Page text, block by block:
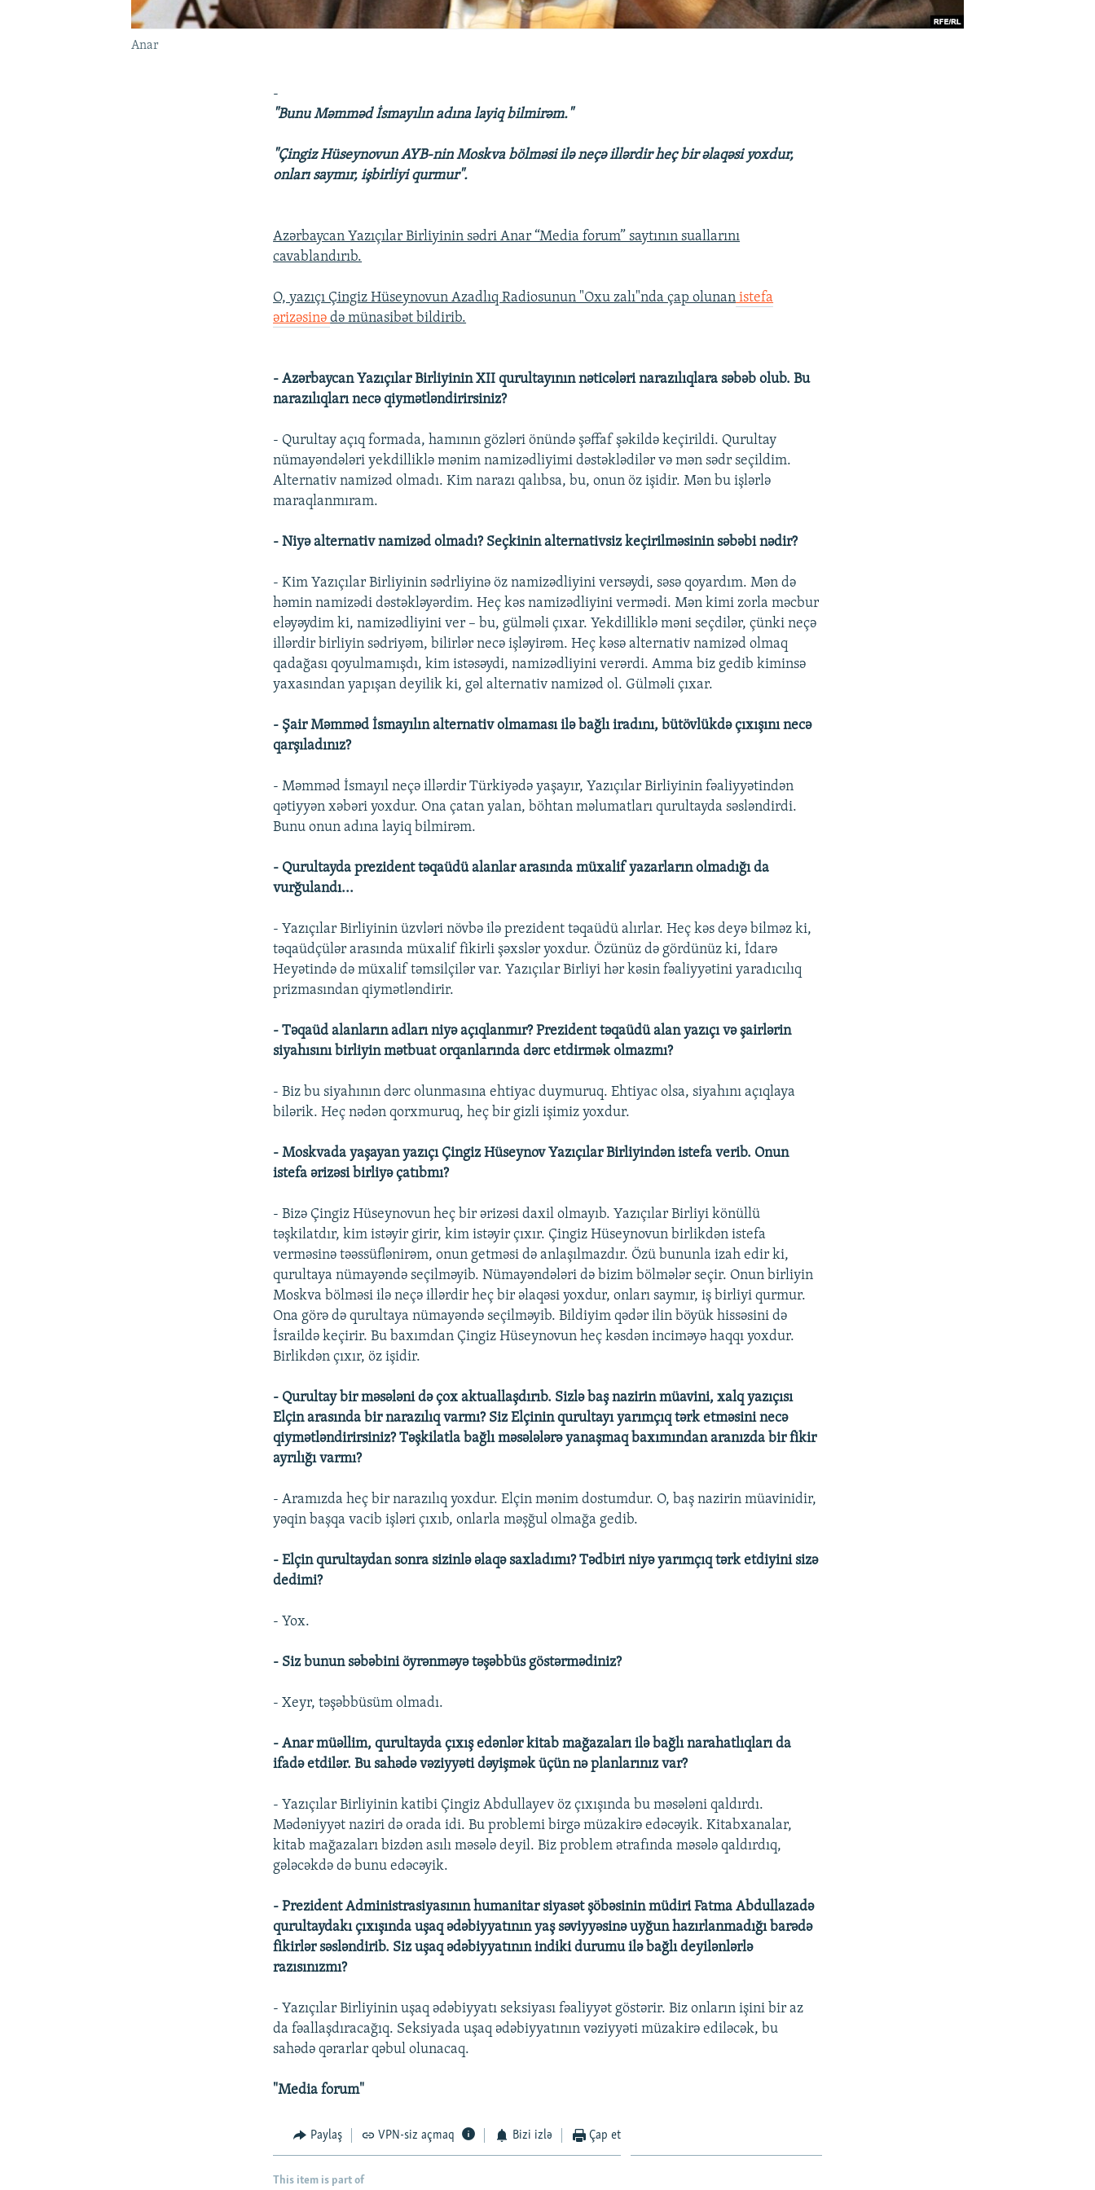
Anar
-
"Bunu Məmməd İsmayılın adına layiq bilmirəm."
"Çingiz Hüseynovun AYB-nin Moskva bölməsi ilə neçə illərdir heç bir əlaqəsi yoxdur,
onları saymır, işbirliyi qurmur".
Azərbaycan Yazıçılar Birliyinin sədri Anar “Media forum” saytının suallarını
cavablandırıb.
O, yazıçı Çingiz Hüseynovun Azadlıq Radiosunun "Oxu zalı"nda çap olunan istefa
ərizəsinədə münasibət bildirib.
- Azərbaycan Yazıçılar Birliyinin XII qurultayının nəticələri narazılıqlara səbəb olub. Bu
narazılıqları necə qiymətləndirirsiniz?
- Qurultay açıq formada, hamının gözləri önündə şəffaf şəkildə keçirildi. Qurultay
nümayəndələri yekdilliklə mənim namizədliyimi dəstəklədilər və mən sədr seçildim.
Alternativ namizəd olmadı. Kim narazı qalıbsa, bu, onun öz işidir. Mən bu işlərlə
maraqlanmıram.
- Niyə alternativ namizəd olmadı? Seçkinin alternativsiz keçirilməsinin səbəbi nədir?
- Kim Yazıçılar Birliyinin sədrliyinə öz namizədliyini versəydi, səsə qoyardım. Mən də
həmin namizədi dəstəkləyərdim. Heç kəs namizədliyini vermədi. Mən kimi zorla məcbur
eləyəydim ki, namizədliyini ver – bu, gülməli çıxar. Yekdilliklə məni seçdilər, çünki neçə
illərdir birliyin sədriyəm, bilirlər necə işləyirəm. Heç kəsə alternativ namizəd olmaq
qadağası qoyulmamışdı, kim istəsəydi, namizədliyini verərdi. Amma biz gedib kiminsə
yaxasından yapışan deyilik ki, gəl alternativ namizəd ol. Gülməli çıxar.
- Şair Məmməd İsmayılın alternativ olmaması ilə bağlı iradını, bütövlükdə çıxışını necə
qarşıladınız?
- Məmməd İsmayıl neçə illərdir Türkiyədə yaşayır, Yazıçılar Birliyinin fəaliyyətindən
qətiyyən xəbəri yoxdur. Ona çatan yalan, böhtan məlumatları qurultayda səsləndirdi.
Bunu onun adına layiq bilmirəm.
- Qurultayda prezident təqaüdü alanlar arasında müxalif yazarların olmadığı da
vurğulandı...
- Yazıçılar Birliyinin üzvləri növbə ilə prezident təqaüdü alırlar. Heç kəs deyə bilməz ki,
təqaüdçülər arasında müxalif fikirli şəxslər yoxdur. Özünüz də gördünüz ki, İdarə
Heyətində də müxalif təmsilçilər var. Yazıçılar Birliyi hər kəsin fəaliyyətini yaradıcılıq
prizmasından qiymətləndirir.
- Təqaüd alanların adları niyə açıqlanmır? Prezident təqaüdü alan yazıçı və şairlərin
siyahısını birliyin mətbuat orqanlarında dərc etdirmək olmazmı?
- Biz bu siyahının dərc olunmasına ehtiyac duymuruq. Ehtiyac olsa, siyahını açıqlaya
bilərik. Heç nədən qorxmuruq, heç bir gizli işimiz yoxdur.
- Moskvada yaşayan yazıçı Çingiz Hüseynov Yazıçılar Birliyindən istefa verib. Onun
istefa ərizəsi birliyə çatıbmı?
- Bizə Çingiz Hüseynovun heç bir ərizəsi daxil olmayıb. Yazıçılar Birliyi könüllü
təşkilatdır, kim istəyir girir, kim istəyir çıxır. Çingiz Hüseynovun birlikdən istefa
verməsinə təəssüflənirəm, onun getməsi də anlaşılmazdır. Özü bununla izah edir ki,
qurultaya nümayəndə seçilməyib. Nümayəndələri də bizim bölmələr seçir. Onun birliyin
Moskva bölməsi ilə neçə illərdir heç bir əlaqəsi yoxdur, onları saymır, iş birliyi qurmur.
Ona görə də qurultaya nümayəndə seçilməyib. Bildiyim qədər ilin böyük hissəsini də
İsraildə keçirir. Bu baxımdan Çingiz Hüseynovun heç kəsdən inciməyə haqqı yoxdur.
Birlikdən çıxır, öz işidir.
- Qurultay bir məsələni də çox aktuallaşdırıb. Sizlə baş nazirin müavini, xalq yazıçısı
Elçin arasında bir narazılıq varmı? Siz Elçinin qurultayı yarımçıq tərk etməsini necə
qiymətləndirirsiniz? Təşkilatla bağlı məsələlərə yanaşmaq baxımından aranızda bir fikir
ayrılığı varmı?
- Aramızda heç bir narazılıq yoxdur. Elçin mənim dostumdur. O, baş nazirin müavinidir,
yəqin başqa vacib işləri çıxıb, onlarla məşğul olmağa gedib.
- Elçin qurultaydan sonra sizinlə əlaqə saxladımı? Tədbiri niyə yarımçıq tərk etdiyini sizə
dedimi?
- Yox.
- Siz bunun səbəbini öyrənməyə təşəbbüs göstərmədiniz?
- Xeyr, təşəbbüsüm olmadı.
- Anar müəllim, qurultayda çıxış edənlər kitab mağazaları ilə bağlı narahatlıqları da
ifadə etdilər. Bu sahədə vəziyyəti dəyişmək üçün nə planlarınız var?
- Yazıçılar Birliyinin katibi Çingiz Abdullayev öz çıxışında bu məsələni qaldırdı.
Mədəniyyət naziri də orada idi. Bu problemi birgə müzakirə edəcəyik. Kitabxanalar,
kitab mağazaları bizdən asılı məsələ deyil. Biz problem ətrafında məsələ qaldırdıq,
gələcəkdə də bunu edəcəyik.
- Prezident Administrasiyasının humanitar siyasət şöbəsinin müdiri Fatma Abdullazadə
qurultaydakı çıxışında uşaq ədəbiyyatının yaş səviyyəsinə uyğun hazırlanmadığı barədə
fikirlər səsləndirib. Siz uşaq ədəbiyyatının indiki durumu ilə bağlı deyilənlərlə
razısınızmı?
- Yazıçılar Birliyinin uşaq ədəbiyyatı seksiyası fəaliyyət göstərir. Biz onların işini bir az
da fəallaşdıracağıq. Seksiyada uşaq ədəbiyyatının vəziyyəti müzakirə ediləcək, bu
sahədə qərarlar qəbul olunacaq.
"Media forum"
Paylaş VPN-siz açmaq Bizi izlə Çap et
This item is part of